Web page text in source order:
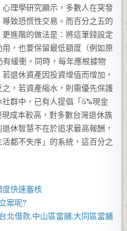
理學研究顯示，多數人在突發
致恐慌性交易。而百分之五的
進階的做法是：將這筆錢設定
，也要保留最低額度（例如原
緩衝。同時，每年應根據物
退休資產因投資增值而增加，
，若資產縮水，則需優先保護
群中，已有人提倡「5%現金
成本較高，對多數台灣退休族
休智慧不在於追求最高報酬，
都不失序」的系統，這百分之
度快速審核
案呢?
台北借款,中山區當舖,大同區當舖